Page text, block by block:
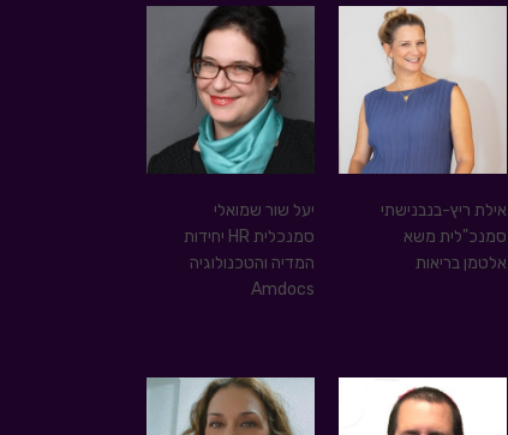
אילת ריץ-בנבנישתי
סמנכ"לית משא
אלטמן בריאות
יעל שור שמואלי
סמנכלית HR יחידות
המדיה והטכנולוגיה
Amdocs